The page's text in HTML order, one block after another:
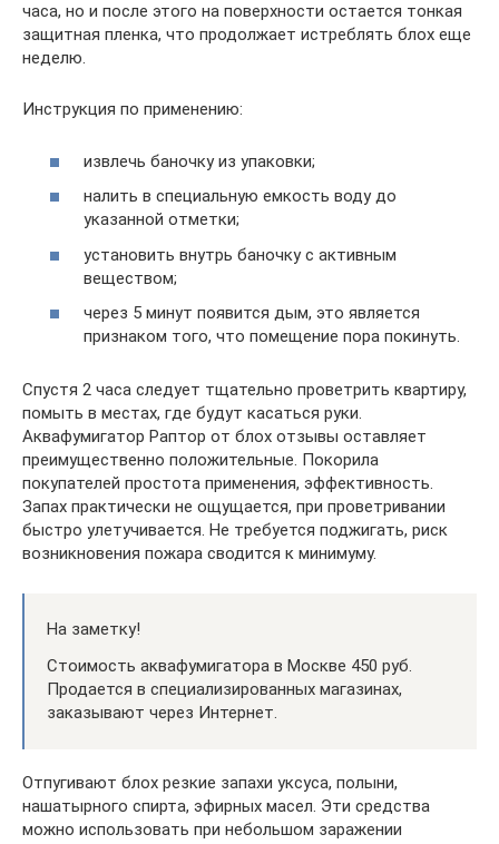
часа, но и после этого на поверхности остается тонкая
защитная пленка, что продолжает истреблять блох еще
неделю.
Инструкция по применению:
извлечь баночку из упаковки;
налить в специальную емкость воду до
указанной отметки;
установить внутрь баночку с активным
веществом;
через 5 минут появится дым, это является
признаком того, что помещение пора покинуть.
Спустя 2 часа следует тщательно проветрить квартиру,
помыть в местах, где будут касаться руки.
Аквафумигатор Раптор от блох отзывы оставляет
преимущественно положительные. Покорила
покупателей простота применения, эффективность.
Запах практически не ощущается, при проветривании
быстро улетучивается. Не требуется поджигать, риск
возникновения пожара сводится к минимуму.
На заметку!
Стоимость аквафумигатора в Москве 450 руб.
Продается в специализированных магазинах,
заказывают через Интернет.
Отпугивают блох резкие запахи уксуса, полыни,
нашатырного спирта, эфирных масел. Эти средства
можно использовать при небольшом заражении